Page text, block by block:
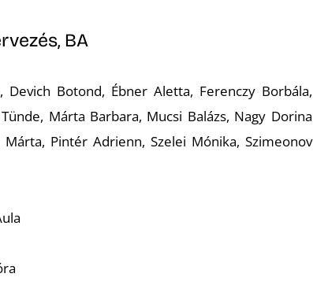
BA
Devich Botond, Ébner Aletta, Ferenczy Borbála,
Márta Barbara, Mucsi Balázs, Nagy Dorina
Márta, Pintér Adrienn, Szelei Mónika, Szimeonov